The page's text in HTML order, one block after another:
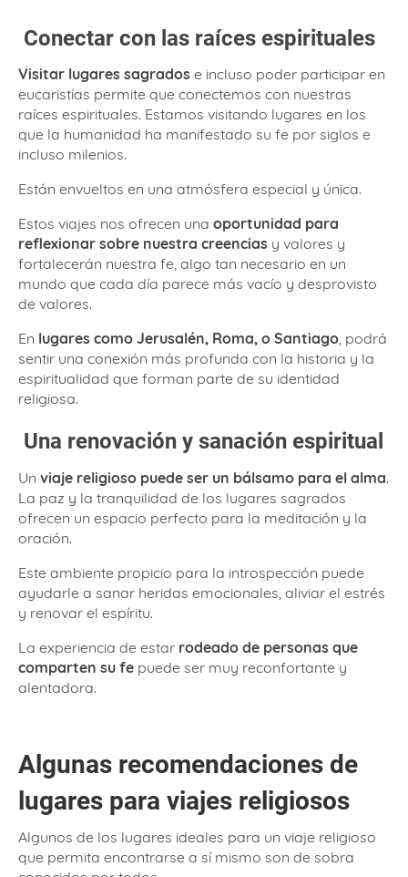
Conectar con las raíces espirituales
Visitar lugares sagrados e incluso poder participar en
eucaristías permite que conectemos con nuestras
raíces espirituales. Estamos visitando lugares en los
que la humanidad ha manifestado su fe por siglos e
incluso milenios.
Están envueltos en una atmósfera especial y única.
Estos viajes nos ofrecen una oportunidad para
reflexionar sobre nuestra creencias y valores y
fortalecerán nuestra fe, algo tan necesario en un
mundo que cada día parece más vacío y desprovisto
de valores.
En lugares como Jerusalén, Roma, o Santiago, podrá
sentir una conexión más profunda con la historia y la
espiritualidad que forman parte de su identidad
religiosa.
Una renovación y sanación espiritual
Un viaje religioso puede ser un bálsamo para el alma.
La paz y la tranquilidad de los lugares sagrados
ofrecen un espacio perfecto para la meditación y la
oración.
Este ambiente propicio para la introspección puede
ayudarle a sanar heridas emocionales, aliviar el estrés
y renovar el espíritu.
La experiencia de estar rodeado de personas que
comparten su fe puede ser muy reconfortante y
alentadora.
Algunas recomendaciones de
lugares para viajes religiosos
Algunos de los lugares ideales para un viaje religioso
que permita encontrarse a sí mismo son de sobra